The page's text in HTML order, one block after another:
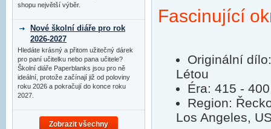
Fascinující
Originální
Létou
Éra: 415 -
Region:
Los Angeles,
shopu největší výběr.
Nové školní diáře pro rok
2026-2027
Hledáte krásný a přitom užitečný dárek
pro paní učitelku nebo pana učitele?
Školní diáře Paperblanks jsou pro ně
ideální, protože začínají již od poloviny
roku 2026 a pokračují do konce roku
2027.
Zobrazit všechny